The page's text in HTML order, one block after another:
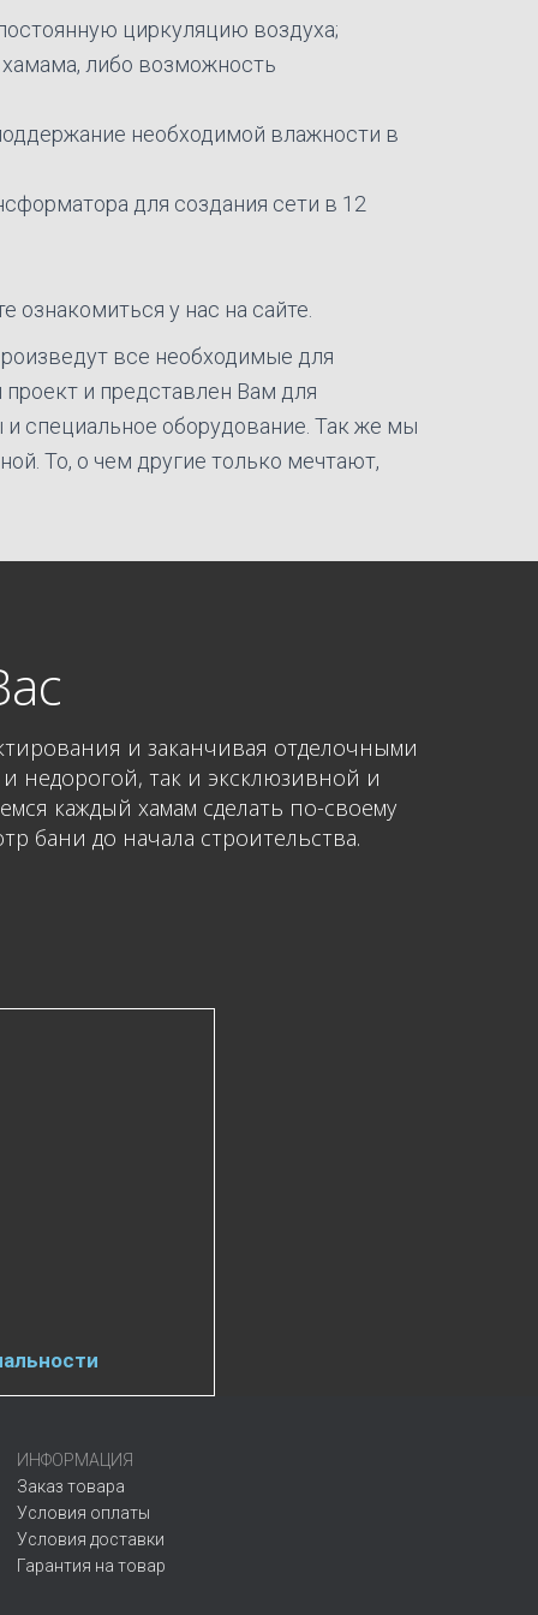
циркуляцию воздуха;
либо возможность
необходимой влажности в
для создания сети в 12
у нас на сайте.
все необходимые для
и представлен Вам для
специальное оборудование. Так же мы
То, о чем другие только мечтают,
и заканчивая отделочными
недорогой, так и эксклюзивной и
каждый хамам сделать по-своему
бани до начала строительства.
ИНФОРМАЦИЯ
Заказ товара
Условия оплаты
Условия доставки
Гарантия на товар